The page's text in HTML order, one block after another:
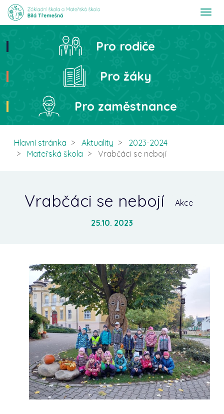
T
t
Hledat
Pro rodiče
Pro žáky
Pro zaměstnance
Hlavní stránka Aktuality
2023-2024
Mateřská škola
Vrabčáci se nebojí
Vrabčáci se nebojí
Akce
25.10. 2023